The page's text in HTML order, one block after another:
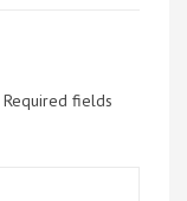
Required fields